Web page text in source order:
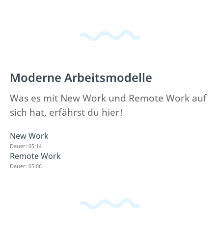
Moderne Arbeitsmodelle
Was es mit New Work und Remote Work auf
sich hat, erfährst du hier!
New Work
Dauer: 05:14
Remote Work
Dauer: 05:06